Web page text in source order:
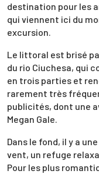
destination pour les
qui viennent ici du
excursion.
Le littoral est brisé
du rio Ciuchesa, qui
en trois parties et
rarement très
publicités, dont une
Megan Gale.
Dans le fond, il y a
vent, un refuge
Pour les plus